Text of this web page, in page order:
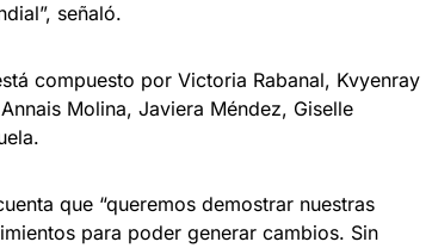
señaló.
compuesto por Victoria Rabanal, Kvyenray
Molina, Javiera Méndez, Giselle
que “queremos demostrar nuestras
para poder generar cambios. Sin